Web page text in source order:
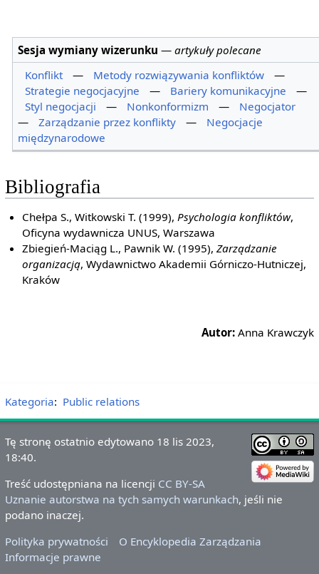
Sesja wymiany wizerunku —artykuły polecane
Konflikt
— Metody rozwiązywania konfliktów
—
Strategie negocjacyjne
— Bariery komunikacyjne
—
Styl negocjacji
— Nonkonformizm —
Negocjator
—
Zarządzanie przez konflikty —
Negocjacje
międzynarodowe
Bibliografia
Chełpa S., Witkowski T. (1999), Psychologia konfliktów,
Oficyna wydawnicza UNUS, Warszawa
Zbiegień-Maciąg L., Pawnik W. (1995),Zarządzanie
organizacją, Wydawnictwo Akademii Górniczo-Hutniczej,
Kraków
Autor: Anna Krawczyk
Kategoria: Public relations
Tę stronę ostatnio edytowano 18 lis 2023,
18:40.
Treść udostępniana na licencji CC BY-SA
Uznanie autorstwa na tych samych warunkach, jeśli nie
podano inaczej.
Polityka prywatności
O Encyklopedia Zarządzania
Informacje prawne